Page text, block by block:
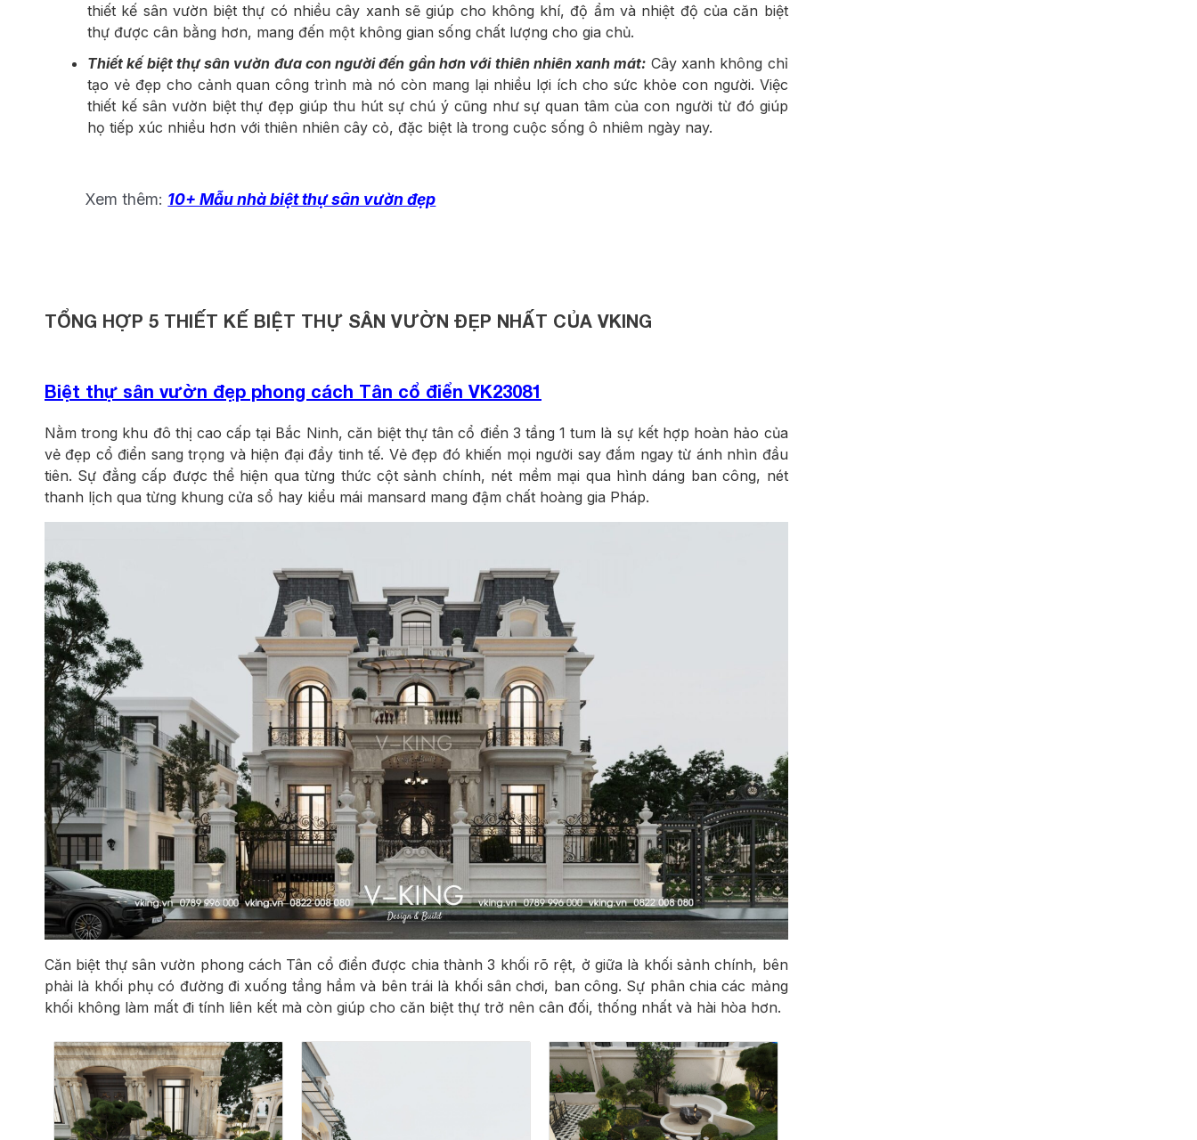
thiết kế sân vườn biệt thự có nhiều cây xanh sẽ giúp cho không khí, độ ẩm và nhiệt độ của căn biệt
thự được cân bằng hơn, mang đến một không gian sống chất lượng cho gia chủ.
Thiết kế biệt thự sân vườn đưa con người đến gần hơn với thiên nhiên xanh mát: Cây xanh không chỉ
tạo vẻ đẹp cho cảnh quan công trình mà nó còn mang lại nhiều lợi ích cho sức khỏe con người. Việc
thiết kế sân vườn biệt thự đẹp giúp thu hút sự chú ý cũng như sự quan tâm của con người từ đó giúp
họ tiếp xúc nhiều hơn với thiên nhiên cây cỏ, đặc biệt là trong cuộc sống ô nhiêm ngày nay.
Xem thêm: 10+ Mẫu nhà biệt thự sân vườn đẹp
TỔNG HỢP 5 THIẾT KẾ BIỆT THỰ SÂN VƯỜN ĐẸP NHẤT CỦA VKING
Biệt thự sân vườn đẹp phong cách Tân cổ điển VK23081
Nằm trong khu đô thị cao cấp tại Bắc Ninh, căn biệt thự tân cổ điển 3 tầng 1 tum là sự kết hợp hoàn hảo của
vẻ đẹp cổ điển sang trọng và hiện đại đầy tinh tế. Vẻ đẹp đó khiến mọi người say đắm ngay từ ánh nhìn đầu
tiên. Sự đẳng cấp được thể hiện qua từng thức cột sảnh chính, nét mềm mại qua hình dáng ban công, nét
thanh lịch qua từng khung cửa sổ hay kiểu mái mansard mang đậm chất hoàng gia Pháp.
Căn biệt thự sân vườn phong cách Tân cổ điển được chia thành 3 khối rõ rệt, ở giữa là khối sảnh chính, bên
phải là khối phụ có đường đi xuống tầng hầm và bên trái là khối sân chơi, ban công. Sự phân chia các mảng
khối không làm mất đi tính liên kết mà còn giúp cho căn biệt thự trở nên cân đối, thống nhất và hài hòa hơn.